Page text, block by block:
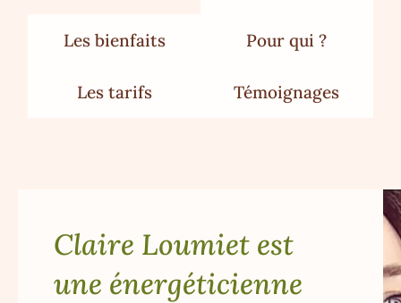
Les bienfaits Pour qui ?
Les tarifs Témoignages
Claire Loumiet est
une énergéticienne